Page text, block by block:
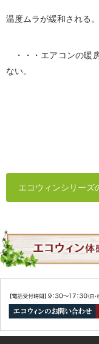
温度ムラが緩和される。
・・・エアコンの暖
ない。
エコウィンシリーズ